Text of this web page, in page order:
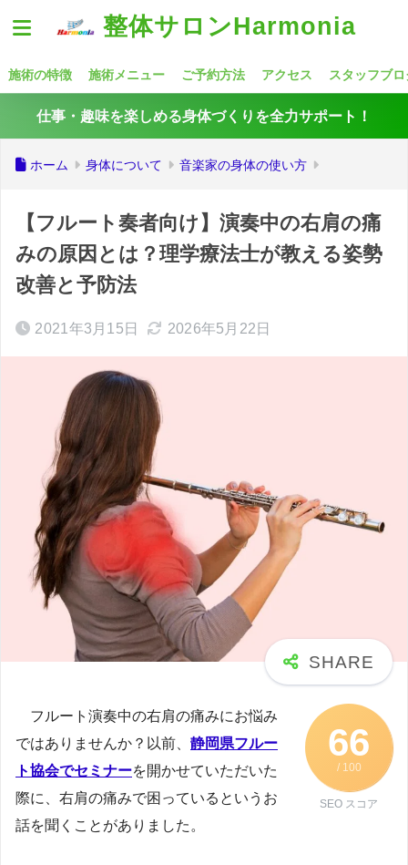
整体サロンHarmonia
施術の特徴 施術メニュー ご予約方法 アクセス スタッフブロ
仕事・趣味を楽しめる身体づくりを全力サポート！
ホーム 身体について 音楽家の身体の使い方
【フルート奏者向け】演奏中の右肩の痛
みの原因とは？理学療法士が教える姿勢
改善と予防法
2021年3月15日 2026年5月22日
66
/ 100
SEO スコア
フルート演奏中の右肩の痛みにお悩み
ではありませんか？以前、 静岡県フルー
ト協会でセミナーを開かせていただいた
際に、右肩の痛みで困っているというお
話を聞くことがありました。